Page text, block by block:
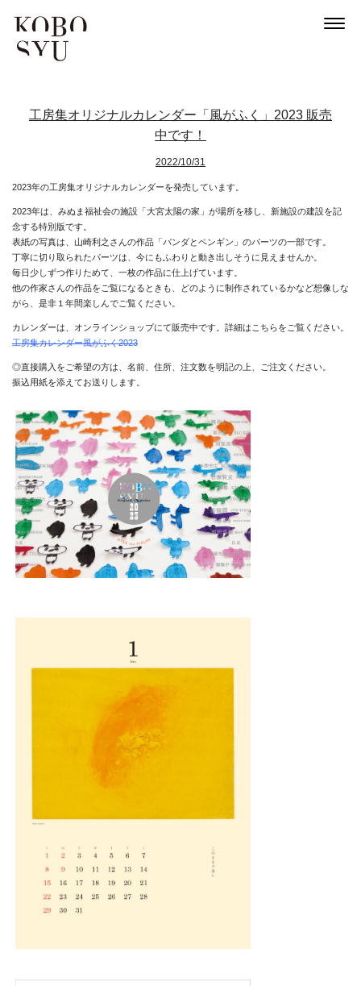
工房集オリジナルカレンダー「風がふく」2023 販売
中です！
2022/10/31
2023年の工房集オリジナルカレンダーを発売しています。
2023年は、みぬま福祉会の施設「大宮太陽の家」が場所を移し、新施設の建設を記
念する特別版です。
表紙の写真は、山崎利之さんの作品「パンダとペンギン」のパーツの一部です。
丁寧に切り取られたパーツは、今にもふわりと動き出しそうに見えませんか。
毎日少しずつ作りためて、一枚の作品に仕上げています。
他の作家さんの作品をご覧になるときも、どのように制作されているかなど想像しな
がら、是非１年間楽しんでご覧ください。
カレンダーは、オンラインショップにて販売中です。詳細はこちらをご覧ください。
工房集カレンダー風がふく2023
◎直接購入をご希望の方は、名前、住所、注文数を明記の上、ご注文ください。
振込用紙を添えてお送りします。